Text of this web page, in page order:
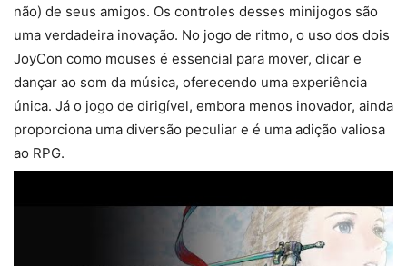
não) de seus amigos. Os controles desses minijogos são
uma verdadeira inovação. No jogo de ritmo, o uso dos dois
JoyCon como mouses é essencial para mover, clicar e
dançar ao som da música, oferecendo uma experiência
única. Já o jogo de dirigível, embora menos inovador, ainda
proporciona uma diversão peculiar e é uma adição valiosa
ao RPG.